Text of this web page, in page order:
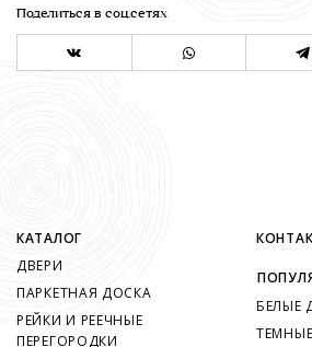
Поделиться в соц.сетях
КАТАЛОГ
ДВЕРИ
ПАРКЕТНАЯ ДОСКА
РЕЙКИ И РЕЕЧНЫЕ
ПЕРЕГОРОДКИ
БЕЛЫЕ